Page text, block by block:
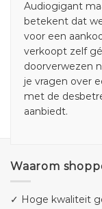
Audiogigant
betekent dat
voor een
verkoopt zelf
doorverwezen
je vragen over
met de
aanbiedt.
Waarom
✓ Hoge kwaliteit